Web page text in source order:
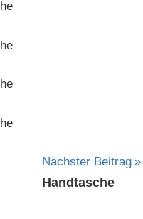
Nächster Beitrag
Handtasche